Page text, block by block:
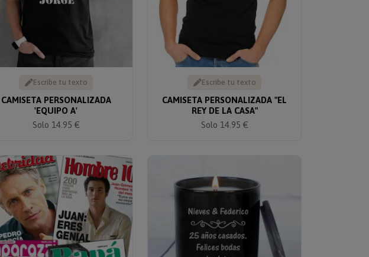
Escribe tu texto
CAMISETA PERSONALIZADA
'EQUIPO A'
Solo 14.95 €
Escribe tu texto
CAMISETA PERSONALIZADA "EL
REY DE LA CASA"
Solo 14.95 €